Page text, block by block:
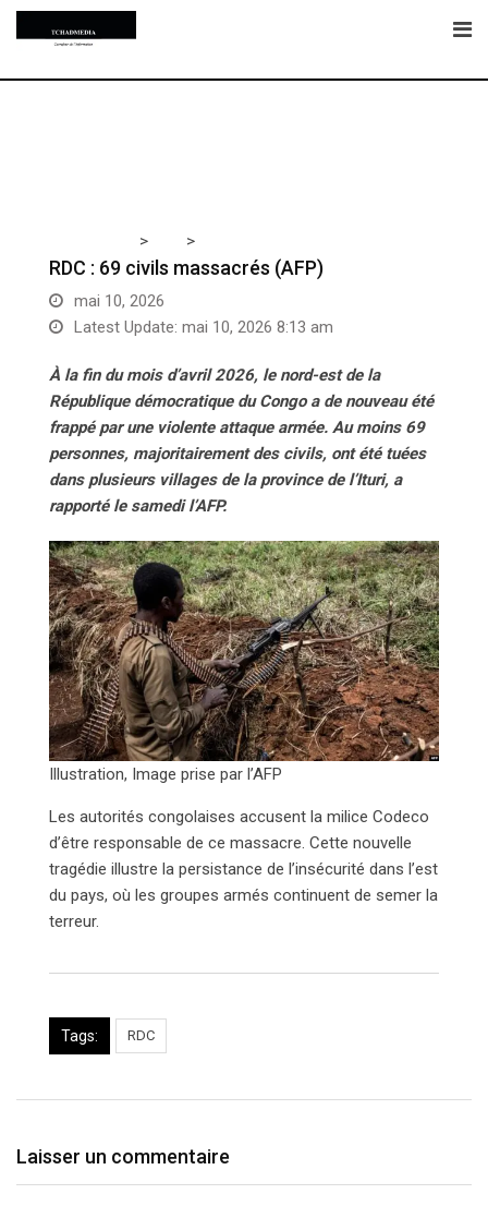
Skip
> >
RDC : 69 civils massacrés (AFP)
mai 10, 2026
Latest Update: mai 10, 2026 8:13 am
À la fin du mois d’avril 2026, le nord-est de la
République démocratique du Congo a de nouveau été
frappé par une violente attaque armée. Au moins 69
personnes, majoritairement des civils, ont été tuées
dans plusieurs villages de la province de l’Ituri, a
rapporté le samedi l’AFP.
Illustration, Image prise par l’AFP
Les autorités congolaises accusent la milice Codeco
d’être responsable de ce massacre. Cette nouvelle
tragédie illustre la persistance de l’insécurité dans l’est
du pays, où les groupes armés continuent de semer la
terreur.
Tags: RDC
Laisser un commentaire